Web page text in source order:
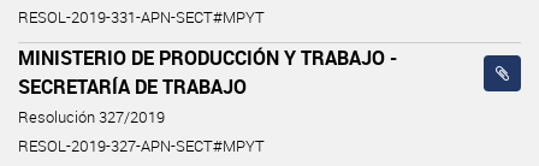
RESOL-2019-331-APN-SECT#MPYT
MINISTERIO DE PRODUCCIÓN Y TRABAJO -
SECRETARÍA DE TRABAJO
Resolución 327/2019
RESOL-2019-327-APN-SECT#MPYT